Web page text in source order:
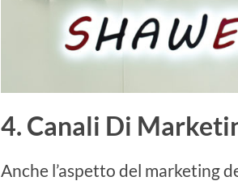
4. Canali Di
Anche l’aspetto del marketing